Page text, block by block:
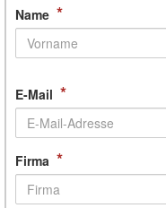
Name *
E-Mail *
Firma *